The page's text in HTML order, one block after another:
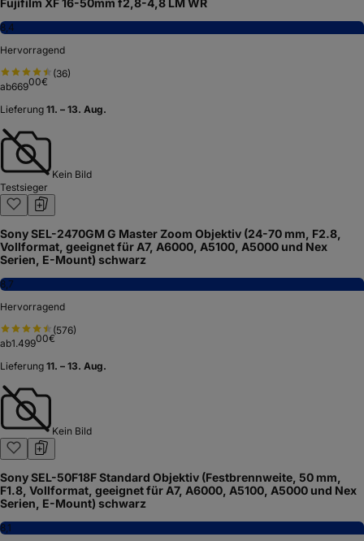
Fujifilm XF 16-50mm f2,8-4,8 LM WR
8,4
Hervorragend
(36)
ab66900€
Lieferung 11. – 13. Aug.
Kein Bild
Testsieger
Sony SEL-2470GM G Master Zoom Objektiv (24-70 mm, F2.8,
Vollformat, geeignet für A7, A6000, A5100, A5000 und Nex
Serien, E-Mount) schwarz
8,7
Hervorragend
(576)
ab1.49900€
Lieferung 11. – 13. Aug.
Kein Bild
Sony SEL-50F18F Standard Objektiv (Festbrennweite, 50 mm,
F1.8, Vollformat, geeignet für A7, A6000, A5100, A5000 und Nex
Serien, E-Mount) schwarz
8,1